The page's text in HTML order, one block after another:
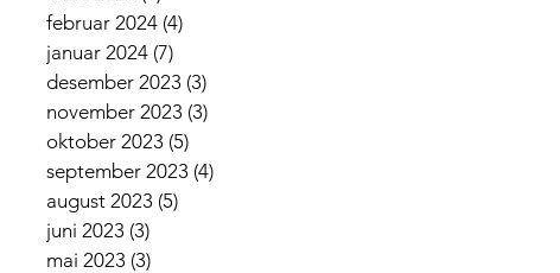
februar 2024 (4)
januar 2024 (7)
desember 2023 (3)
november 2023 (3)
oktober 2023 (5)
september 2023 (4)
august 2023 (5)
juni 2023 (3)
mai 2023 (3)